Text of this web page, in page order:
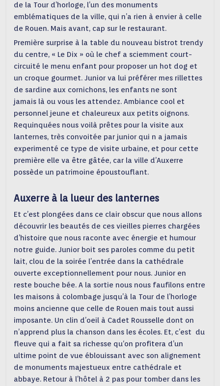
de la Tour d’horloge, l’un des monuments
emblématiques de la ville, qui n’a rien à envier à celle
de Rouen. Mais avant, cap sur le restaurant.
Première surprise à la table du nouveau bistrot trendy
du centre, « Le Dix » où le chef a sciemment court-
circuité le menu enfant pour proposer un hot dog et
un croque gourmet. Junior va lui préférer mes rillettes
de sardine aux cornichons, les enfants ne sont
jamais là ou vous les attendez. Ambiance cool et
personnel jeune et chaleureux aux petits oignons.
Requinquées nous voilà prêtes pour la visite aux
lanternes, très convoitée par junior qui n a jamais
experimenté ce type de visite urbaine, et pour cette
première elle va être gâtée, car la ville d’Auxerre
possède un patrimoine époustouflant.
Auxerre à la lueur des lanternes
Et c’est plongées dans ce clair obscur que nous allons
découvrir les beautés de ces vieilles pierres chargées
d’histoire que nous raconte avec énergie et humour
notre guide. Junior boit ses paroles comme du petit
lait, clou de la soirée l’entrée dans la cathédrale
ouverte exceptionnellement pour nous. Junior en
reste bouche bée. A la sortie nous nous faufilons entre
les maisons à colombage jusqu’à la Tour de l’horloge
moins ancienne que celle de Rouen mais tout aussi
imposante. Un clin d’oeil à Cadet Rousselle dont on
n’apprend plus la chanson dans les écoles. Et, c’est du
fleuve qui a fait sa richesse qu‘on profitera d’un
ultime point de vue éblouissant avec son alignement
de monuments majestueux entre cathédrale et
abbaye. Retour à l’hôtel à 2 pas pour tomber dans les